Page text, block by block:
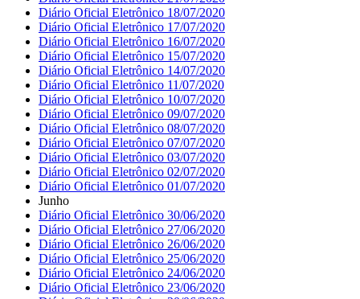
Diário Oficial Eletrônico 18/07/2020
Diário Oficial Eletrônico 17/07/2020
Diário Oficial Eletrônico 16/07/2020
Diário Oficial Eletrônico 15/07/2020
Diário Oficial Eletrônico 14/07/2020
Diário Oficial Eletrônico 11/07/2020
Diário Oficial Eletrônico 10/07/2020
Diário Oficial Eletrônico 09/07/2020
Diário Oficial Eletrônico 08/07/2020
Diário Oficial Eletrônico 07/07/2020
Diário Oficial Eletrônico 03/07/2020
Diário Oficial Eletrônico 02/07/2020
Diário Oficial Eletrônico 01/07/2020
Junho
Diário Oficial Eletrônico 30/06/2020
Diário Oficial Eletrônico 27/06/2020
Diário Oficial Eletrônico 26/06/2020
Diário Oficial Eletrônico 25/06/2020
Diário Oficial Eletrônico 24/06/2020
Diário Oficial Eletrônico 23/06/2020